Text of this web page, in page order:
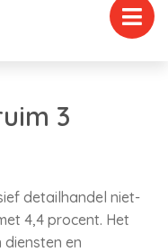
3
detailhandel niet-
4,4 procent. Het
en